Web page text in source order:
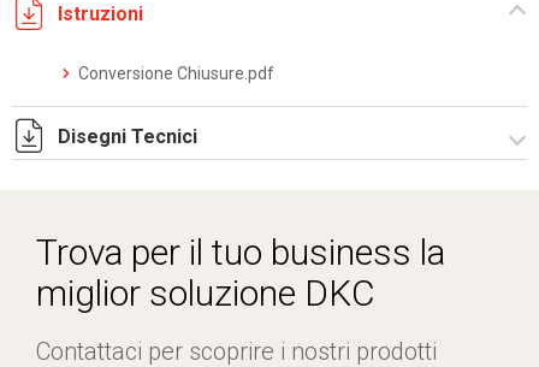
Istruzioni
Conversione Chiusure.pdf
Disegni Tecnici
Trova per il tuo business la
miglior soluzione DKC
Contattaci per scoprire i nostri prodotti